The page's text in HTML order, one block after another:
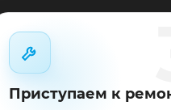
Приступаем к